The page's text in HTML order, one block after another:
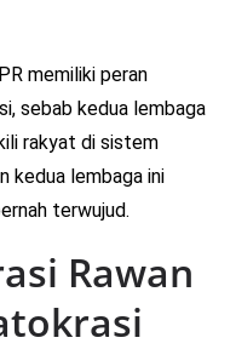
memiliki peran
sebab kedua lembaga
rakyat di sistem
kedua lembaga ini
terwujud.
Rawan